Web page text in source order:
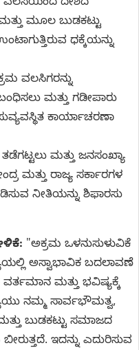
ವಲಸೆಯಿಂದ ದೇಶದ
ಮೂಲ ಬುಡಕಟ್ಟು
ಧಕ್ಕೆಯನ್ನು
ವಲಸಿಗರನ್ನು
ಮತ್ತು ಗಡೀಪಾರು
ಕಾರ್ಯಾಚರಣಾ
ಮತ್ತು ಜನಸಂಖ್ಯಾ
ಮತ್ತು ರಾಜ್ಯ ಸರ್ಕಾರಗಳ
ನೀತಿಯನ್ನು ಶಿಫಾರಸು
"ಅಕ್ರಮ ಒಳನುಸುಳುವಿಕೆ
ಅಸ್ವಾಭಾವಿಕ ಬದಲಾವಣೆ
ವರ್ತಮಾನ ಮತ್ತು ಭವಿಷ್ಯಕ್ಕೆ
ನಮ್ಮ ಸಾರ್ವಭೌಮತ್ವ,
ಬುಡಕಟ್ಟು ಸಮಾಜದ
ಇದನ್ನು ಎದುರಿಸುವ